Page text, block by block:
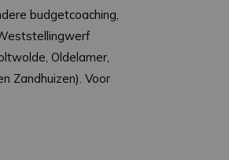
budgetcoaching,
Oldelamer,
Zandhuizen). Voor